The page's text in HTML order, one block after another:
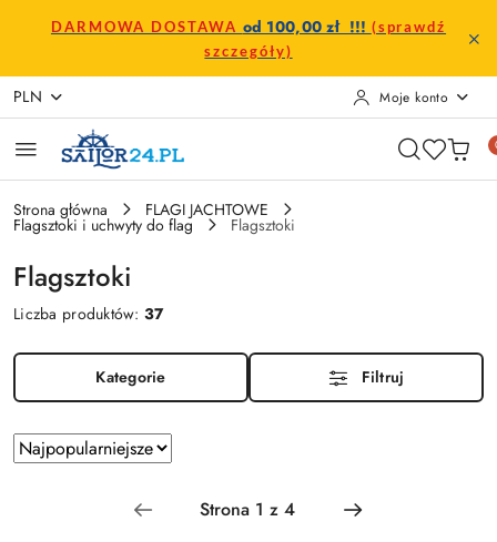
Przejdź do treści głównej
Przejdź do wyszukiwarki
Przejdź do moje konto
Przejdź do menu głównego
Przejdź do stopki
DARMOWA DOSTAWA od 100,00 zł !!! (sprawdź
szczegóły)
PLN Moje konto
Strona główna FLAGI JACHTOWE
Flagsztoki i uchwyty do flag Flagsztoki
Flagsztoki
Liczba produktów:37
Kategorie Filtruj
Zastosowano
sortowanie:
Najpopularniejsze.
Sortuj
według